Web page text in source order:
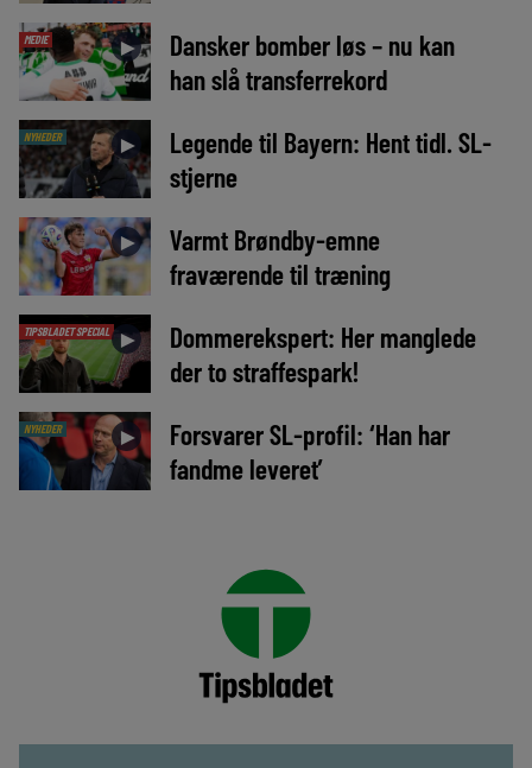
MEDIE ►
Dansker bomber løs – nu kan
han slå transferrekord
NYHEDER ►
Legende til Bayern: Hent tidl. SL-
stjerne
►
Varmt Brøndby-emne
fraværende til træning
TIPSBLADET SPECIAL ►
Dommerekspert: Her manglede
der to straffespark!
NYHEDER ►
Forsvarer SL-profil: ‘Han har
fandme leveret’